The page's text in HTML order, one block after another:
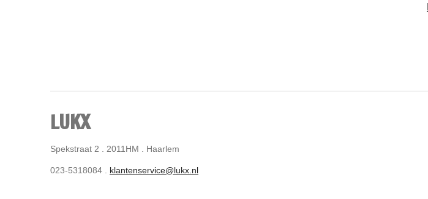
LUKX
Spekstraat 2 . 2011HM . Haarlem
023-5318084 . klantenservice@lukx.nl